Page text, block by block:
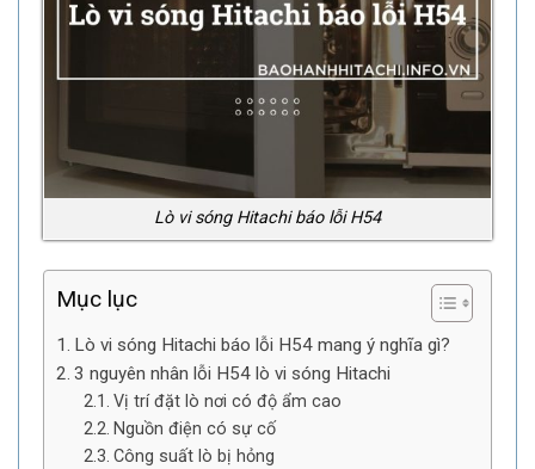
Lò vi sóng Hitachi báo lỗi H54
Mục lục
Lò vi sóng Hitachi báo lỗi H54 mang ý nghĩa gì?
3 nguyên nhân lỗi H54 lò vi sóng Hitachi
Vị trí đặt lò nơi có độ ẩm cao
Nguồn điện có sự cố
Công suất lò bị hỏng